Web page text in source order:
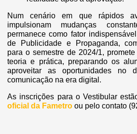
Num cenário em que rápidos
impulsionam mudanças
permanece como fator
de Publicidade e Propaganda,
para o semestre de 2024/1,
teoria e prática, preparando os
aproveitar as oportunidades no
comunicação na era digital.
As inscrições para o Vestibular
oficial da Fametro ou pelo contato